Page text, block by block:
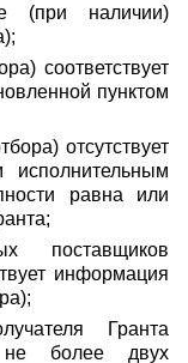
(при наличии)
соответствует
пунктом
отсутствует
исполнительным
равна или
поставщиков
информация
Гранта
не более двух